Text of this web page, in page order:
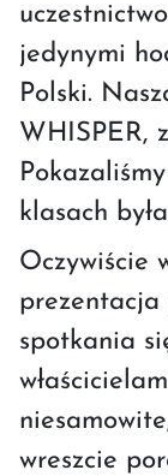
jedynymi
Polski.
WHISPER,
klasach
Oczywiście
prezentacja
spotkania
wreszcie